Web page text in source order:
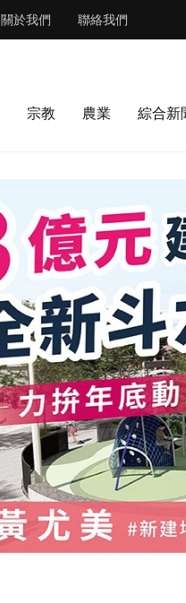
關於我們 聯絡我們
宗教 農業 綜合新